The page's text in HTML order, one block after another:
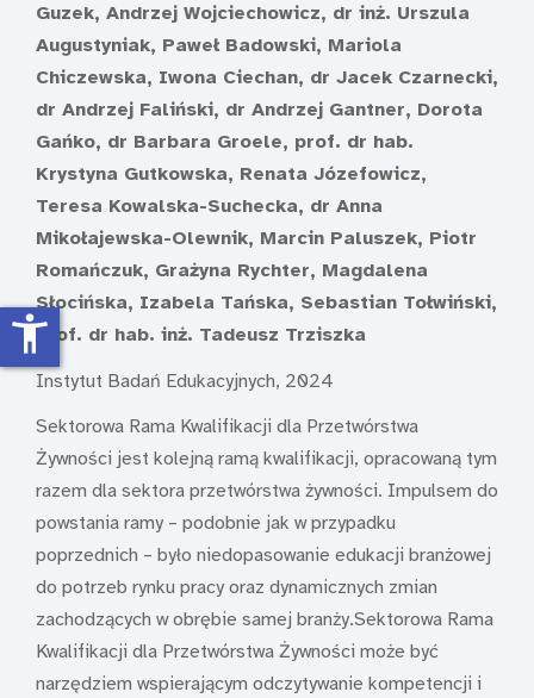
Guzek, Andrzej Wojciechowicz, dr inż. Urszula
Augustyniak, Paweł Badowski, Mariola
Chiczewska, Iwona Ciechan, dr Jacek Czarnecki,
dr Andrzej Faliński, dr Andrzej Gantner, Dorota
Gańko, dr Barbara Groele, prof. dr hab.
Krystyna Gutkowska, Renata Józefowicz,
Teresa Kowalska-Suchecka, dr Anna
Mikołajewska-Olewnik, Marcin Paluszek, Piotr
Romańczuk, Grażyna Rychter, Magdalena
Słocińska, Izabela Tańska, Sebastian Tołwiński,
prof. dr hab. inż. Tadeusz Trziszka
Instytut Badań Edukacyjnych, 2024
Sektorowa Rama Kwalifikacji dla Przetwórstwa
Żywności jest kolejną ramą kwalifikacji, opracowaną tym
razem dla sektora przetwórstwa żywności. Impulsem do
powstania ramy – podobnie jak w przypadku
poprzednich – było niedopasowanie edukacji branżowej
do potrzeb rynku pracy oraz dynamicznych zmian
zachodzących w obrębie samej branży.Sektorowa Rama
Kwalifikacji dla Przetwórstwa Żywności może być
narzędziem wspierającym odczytywanie kompetencji i
accessibility_new